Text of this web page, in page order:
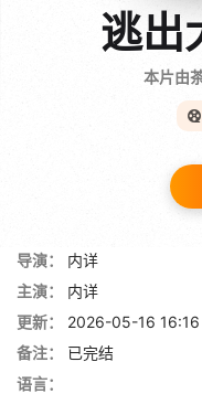
逃出
本片由
导演：
内详
主演：
内详
更新：
2026-05-16 16:16
备注：
已完结
语言：